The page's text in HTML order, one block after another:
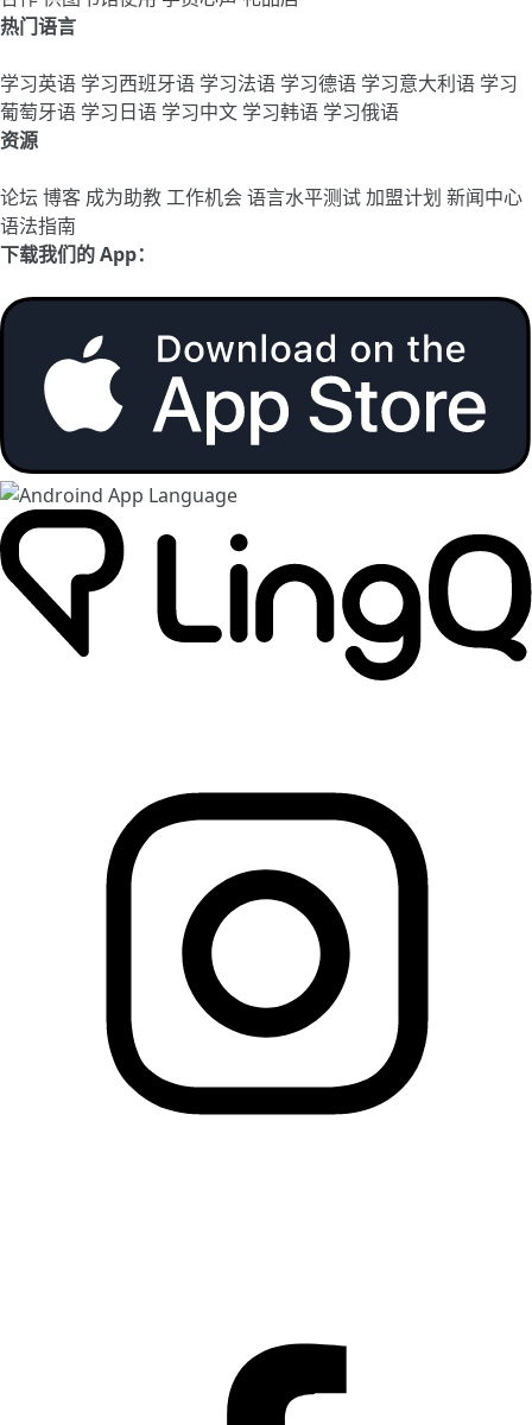
热门语言
学习英语 学习西班牙语 学习法语 学习德语 学习意大利语 学习
葡萄牙语 学习日语 学习中文 学习韩语 学习俄语
资源
论坛 博客 成为助教工作机会语言水平测试加盟计划 新闻中心
语法指南
下载我们的 App：